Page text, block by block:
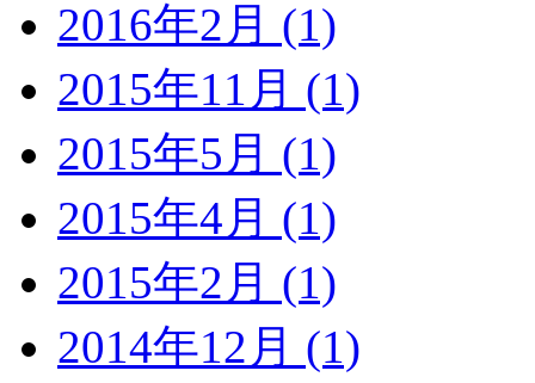
2016年2月 (1)
2015年11月 (1)
2015年5月 (1)
2015年4月 (1)
2015年2月 (1)
2014年12月 (1)